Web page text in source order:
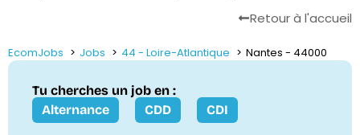
Retour à l'accueil
EcomJobs Jobs 44 - Loire-Atlantique Nantes - 44000
Tu cherches un job en :
Alternance
CDD CDI